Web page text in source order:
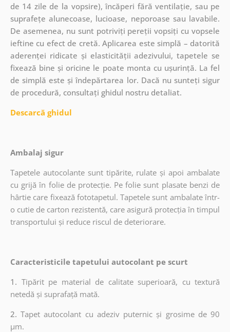
de 14 zile de la vopsire), încăperi fără ventilație, sau pe
suprafețe alunecoase, lucioase, neporoase sau lavabile.
De asemenea, nu sunt potriviți pereții vopsiți cu vopsele
ieftine cu efect de cretă. Aplicarea este simplă – datorită
aderenței ridicate și elasticității adezivului, tapetele se
fixează bine și oricine le poate monta cu ușurință. La fel
de simplă este și îndepărtarea lor. Dacă nu sunteți sigur
de procedură, consultați ghidul nostru detaliat.
Descarcă ghidul
Ambalaj sigur
Tapetele autocolante sunt tipărite, rulate și apoi ambalate
cu grijă în folie de protecție. Pe folie sunt plasate benzi de
hârtie care fixează fototapetul. Tapetele sunt ambalate într-
o cutie de carton rezistentă, care asigură protecția în timpul
transportului și reduce riscul de deteriorare.
Caracteristicile tapetului autocolant pe scurt
1. Tipărit pe material de calitate superioară, cu textură
netedă și suprafață mată.
2.Tapet autocolant cu adeziv puternic și grosime de 90
µm.